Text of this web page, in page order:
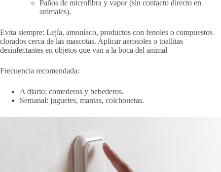
Paños de microfibra y vapor (sin contacto directo en
animales).
Evita siempre: Lejía, amoníaco, productos con fenoles o compuestos
clorados cerca de las mascotas. Aplicar aerosoles o toallitas
desinfectantes en objetos que van a la boca del animal
Frecuencia recomendada:
A diario: comederos y bebederos.
Semanal: juguetes, mantas, colchonetas.